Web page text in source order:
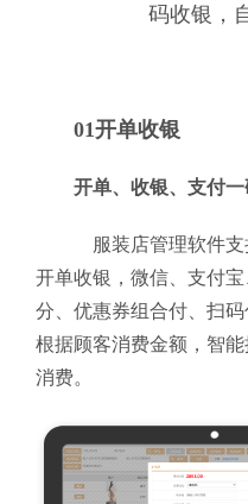
码收银，
01开单收银
开单、收银、支付一
服装店管理软件支
开单收银，微信、支付
分、优惠券组合付、扫
根据顾客消费金额，智
消费。